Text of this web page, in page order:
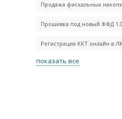
Продажа фискальных
Прошивка под новый ФФД
Регистрация ККТ онлайн в
показать все